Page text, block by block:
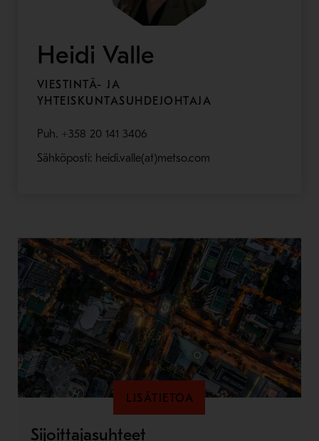
Heidi Valle
VIESTINTÄ- JA
YHTEISKUNTASUHDEJOHTAJA
Puh. +358 20 141 3406
Sähköposti: heidi.valle(at)metso.com
LISÄTIETOA
Sijoittajasuhteet